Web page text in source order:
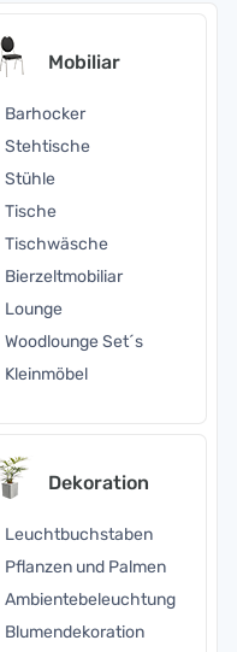
Mobiliar
Barhocker
Stehtische
Stühle
Tische
Tischwäsche
Bierzeltmobiliar
Lounge
Woodlounge Set´s
Kleinmöbel
Dekoration
Leuchtbuchstaben
Pflanzen und Palmen
Ambientebeleuchtung
Blumendekoration